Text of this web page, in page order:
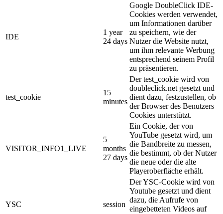
IDE
1 year
24 days
Google DoubleClick IDE-
Cookies werden verwendet,
um Informationen darüber
zu speichern, wie der
Nutzer die Website nutzt,
um ihm relevante Werbung
entsprechend seinem Profil
zu präsentieren.
test_cookie
15
minutes
Der test_cookie wird von
doubleclick.net gesetzt und
dient dazu, festzustellen, ob
der Browser des Benutzers
Cookies unterstützt.
VISITOR_INFO1_LIVE
5
months
27 days
Ein Cookie, der von
YouTube gesetzt wird, um
die Bandbreite zu messen,
die bestimmt, ob der Nutzer
die neue oder die alte
Playeroberfläche erhält.
YSC session
Der YSC-Cookie wird von
Youtube gesetzt und dient
dazu, die Aufrufe von
eingebetteten Videos auf